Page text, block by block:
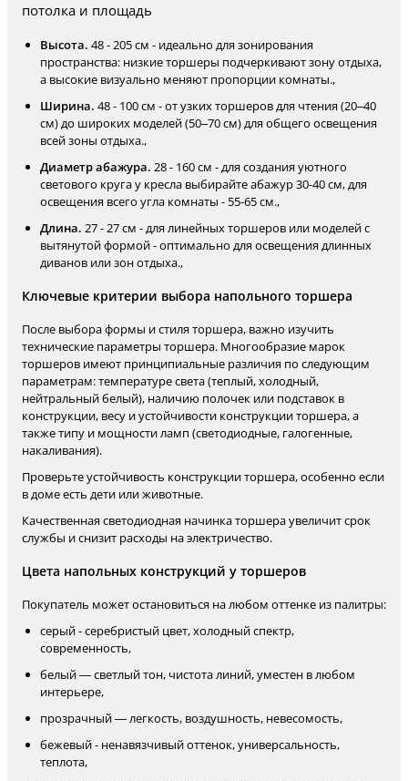
потолка и площадь
Высота. 48 - 205 см - идеально для зонирования
пространства: низкие торшеры подчеркивают зону отдыха,
а высокие визуально меняют пропорции комнаты.,
Ширина. 48 - 100 см - от узких торшеров для чтения (20–40
см) до широких моделей (50–70 см) для общего освещения
всей зоны отдыха.,
Диаметр абажура. 28 - 160 см - для создания уютного
светового круга у кресла выбирайте абажур 30-40 см, для
освещения всего угла комнаты - 55-65 см.,
Длина. 27 - 27 см - для линейных торшеров или моделей с
вытянутой формой - оптимально для освещения длинных
диванов или зон отдыха.,
Ключевые критерии выбора напольного торшера
После выбора формы и стиля торшера, важно изучить
технические параметры торшера. Многообразие марок
торшеров имеют принципиальные различия по следующим
параметрам: температуре света (теплый, холодный,
нейтральный белый), наличию полочек или подставок в
конструкции, весу и устойчивости конструкции торшера, а
также типу и мощности ламп (светодиодные, галогенные,
накаливания).
Проверьте устойчивость конструкции торшера, особенно если
в доме есть дети или животные.
Качественная светодиодная начинка торшера увеличит срок
службы и снизит расходы на электричество.
Цвета напольных конструкций у торшеров
Покупатель может остановиться на любом оттенке из палитры:
серый - серебристый цвет, холодный спектр,
современность,
белый — светлый тон, чистота линий, уместен в любом
интерьере,
прозрачный — легкость, воздушность, невесомость,
бежевый - ненавязчивый оттенок, универсальность,
теплота,